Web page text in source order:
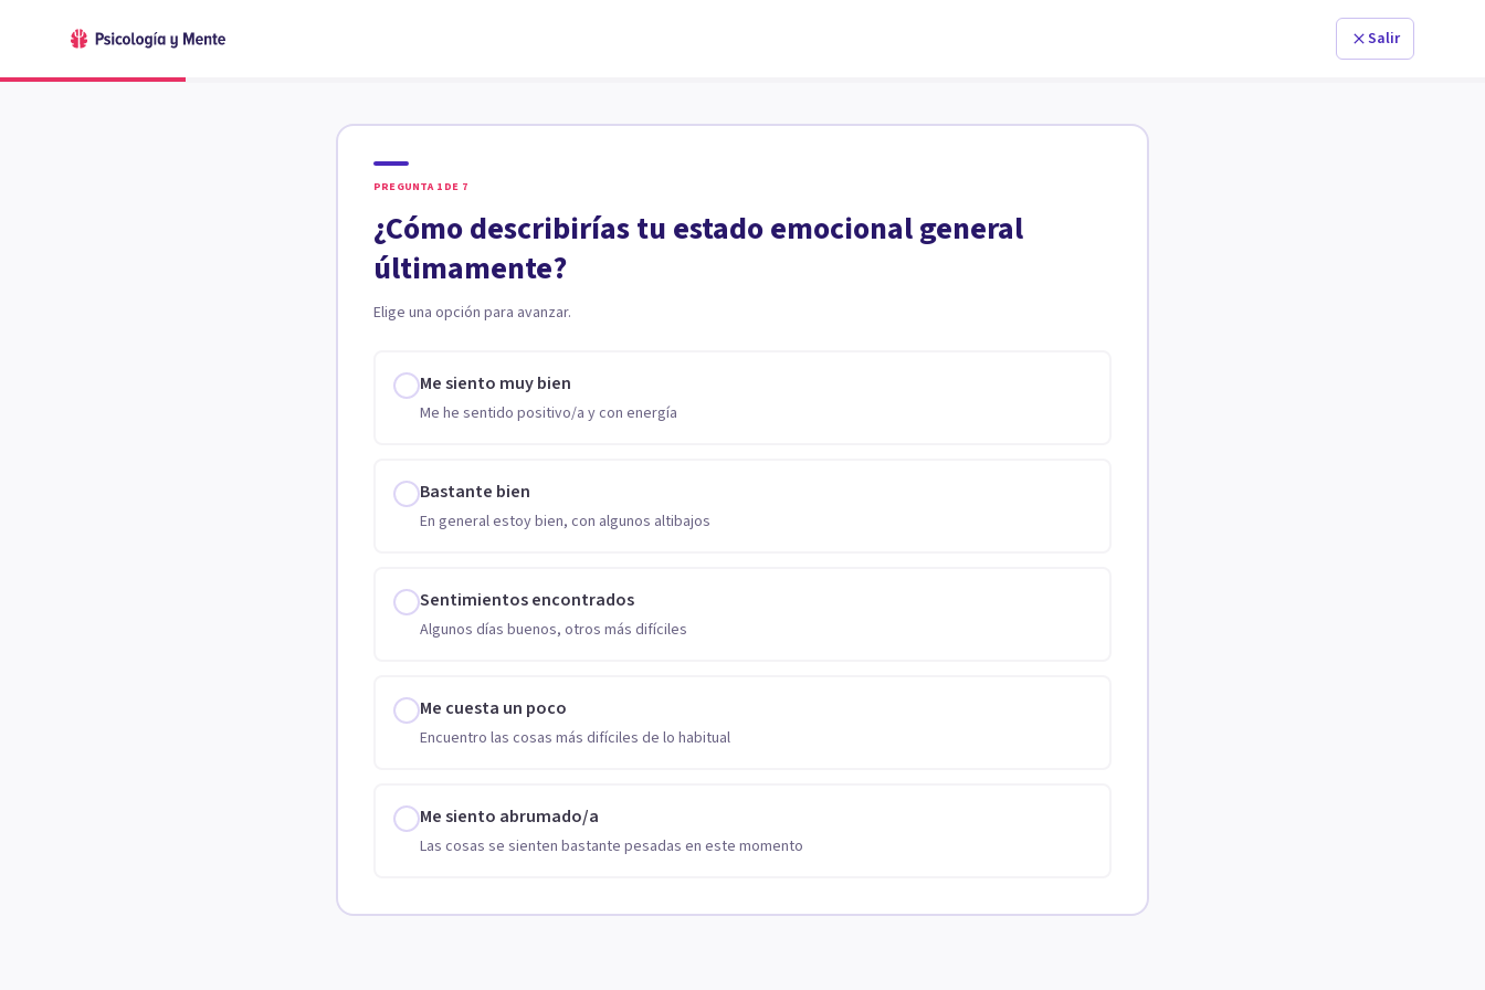
Salir
PREGUNTA 1 DE 7
¿Cómo describirías tu estado emocional general
últimamente?
Elige una opción para avanzar.
Me siento muy bien
Me he sentido positivo/a y con energía
Bastante bien
En general estoy bien, con algunos altibajos
Sentimientos encontrados
Algunos días buenos, otros más difíciles
Me cuesta un poco
Encuentro las cosas más difíciles de lo habitual
Me siento abrumado/a
Las cosas se sienten bastante pesadas en este momento